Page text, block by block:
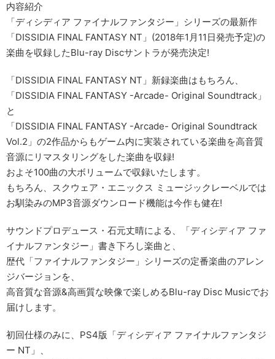
内容紹介
「ディシディア ファイナルファンタジー」シリーズの最新作
「DISSIDIA FINAL FANTASY NT」(2018年1月11日発売予定)の
楽曲を収録したBlu-ray Discサントラが発売決定!
「DISSIDIA FINAL FANTASY NT」新録楽曲はもちろん、
「DISSIDIA FINAL FANTASY -Arcade- Original Soundtrack」
と
「DISSIDIA FINAL FANTASY -Arcade- Original Soundtrack
Vol.2」の2作品からもゲーム内に実装されている楽曲を高音質
音源にリマスタリングをした楽曲を収録!
およそ100曲の大ボリュームで収録いたします。
もちろん、スクウェア・エニックス ミュージックレーベルでは
お馴染みのMP3音源ダウンロード機能は今作も健在!
サウンドプロデュース・石元丈晴による、「ディシディア ファ
イナルファンタジー」書き下ろし楽曲と、
歴代「ファイナルファンタジー」シリーズの定番楽曲のアレン
ジバージョンを、
高音質な音源&高画質な映像で楽しめるBlu-ray Disc Musicでお
届けします。
初回仕様のみに、PS4版「ディシディア ファイナルファンタジ
ー NT」、